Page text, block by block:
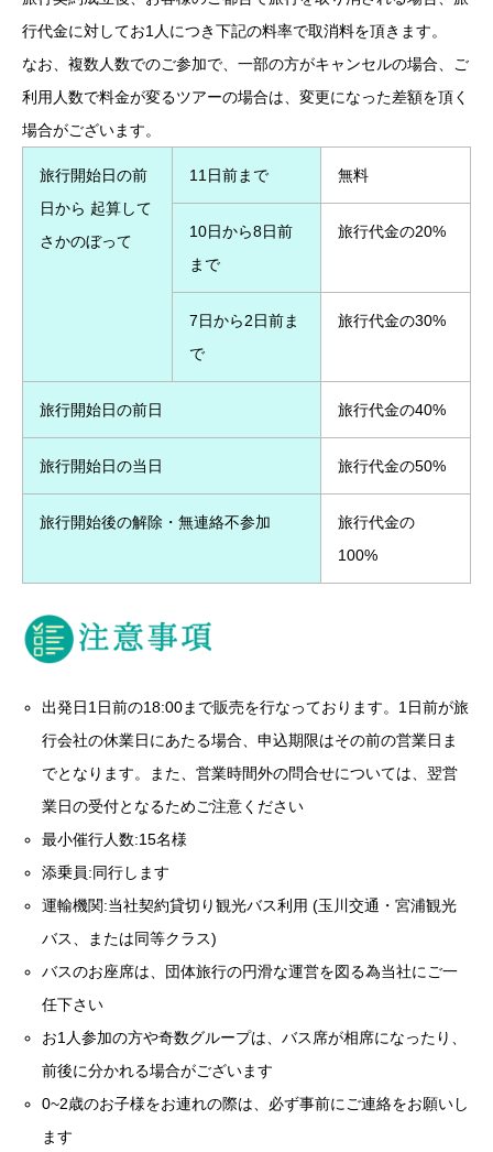
行代金に対してお1人につき下記の料率で取消料を頂きます。
なお、複数人数でのご参加で、一部の方がキャンセルの場合、ご
利用人数で料金が変るツアーの場合は、変更になった差額を頂く
場合がございます。
旅行開始日の前
日から 起算して
さかのぼって
11日前まで 無料
10日から8日前
まで
旅行代金の20%
7日から2日前ま
で
旅行代金の30%
旅行開始日の前日 旅行代金の40%
旅行開始日の当日 旅行代金の50%
旅行開始後の解除・無連絡不参加
旅行代金の
100%
出発日1日前の18:00まで販売を行なっております。1日前が旅
行会社の休業日にあたる場合、申込期限はその前の営業日ま
でとなります。また、営業時間外の問合せについては、翌営
業日の受付となるためご注意ください
最小催行人数:15名様
添乗員:同行します
運輸機関:当社契約貸切り観光バス利用 (玉川交通・宮浦観光
バス、または同等クラス)
バスのお座席は、団体旅行の円滑な運営を図る為当社にご一
任下さい
お1人参加の方や奇数グループは、バス席が相席になったり、
前後に分かれる場合がございます
0~2歳のお子様をお連れの際は、必ず事前にご連絡をお願いし
ます